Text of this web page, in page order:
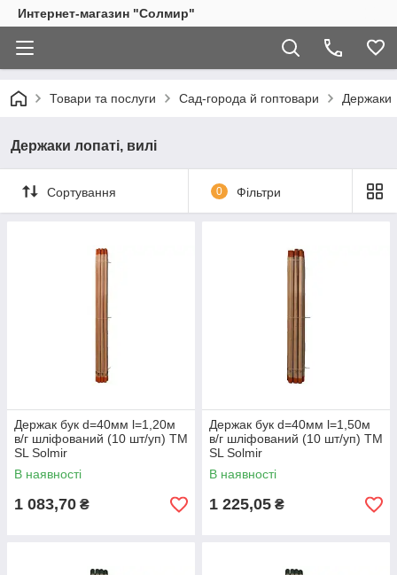
Интернет-магазин "Солмир"
Товари та послуги Сад-города й гоптовари Держаки
Держаки лопаті, вилі
Сортування 0 Фільтри
Держак бук d=40мм l=1,20м
в/г шліфований (10 шт/уп) ТМ
SL Solmir
В наявності
1 083,70 ₴
Держак бук d=40мм l=1,50м
в/г шліфований (10 шт/уп) ТМ
SL Solmir
В наявності
1 225,05 ₴